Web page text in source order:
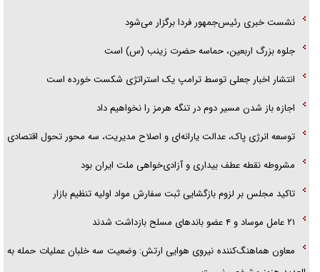
نشست خبری رئیس‌جمهور فردا برگزار می‌شود
جلوه بزرگ اربعین، حماسه حضرت زینب (س) است
انتشار اخبار جعلی توسط ترامپ یک استراتژی شکست خورده است
اجازه باز شدن مسیر دوم در تنگه هرمز را نخواهیم داد
توسعه انرژی پاک، عدالت یارانه‌ای و اصلاح مدیریت، سه محور تحول اقتصادی
مشروطه نقطه عطف بیداری و آزادی‌خواهی ملت ایران بود
تاکید مجلس بر لزوم بازگشایی ثبت سفارش مواد اولیه تنظیم بازار
۲۱ عامل موساد و ۴ عضو باند‌های مسلح بازداشت شدند
معاون هماهنگ‌کننده نیروی هوایی ارتش: وضعیت سه خلبان عملیات حمله به